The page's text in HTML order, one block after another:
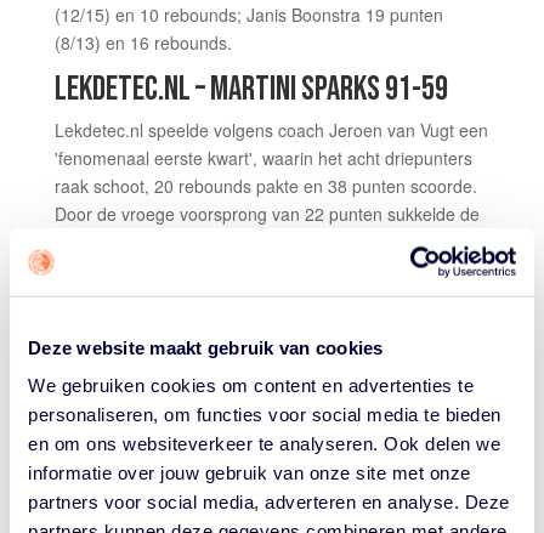
Deze website maakt gebruik van cookies
We gebruiken cookies om content en advertenties te
personaliseren, om functies voor social media te bieden
en om ons websiteverkeer te analyseren. Ook delen we
informatie over jouw gebruik van onze site met onze
partners voor social media, adverteren en analyse. Deze
(12/15) en 10 rebounds; Janis Boonstra 19 punten
(8/13) en 16 rebounds.
LEKDETEC.NL – MARTINI SPARKS 91-59
Lekdetec.nl speelde volgens coach Jeroen van Vugt een
'fenomenaal eerste kwart', waarin het acht driepunters
raak schoot, 20 rebounds pakte en 38 punten scoorde.
Door de vroege voorsprong van 22 punten sukkelde de
thuisclub blijkbaar in slaap. Van Vugt: "We verslapten en
vervielen in te snel teamspel en te veel gedribbel." De
zege kwam echter nooit meer in gevaar. In het vierde
verdedigende druk werden de Sparks dat kwart op zes
punten gehouden, resulterend in een ruime 91-59 zege.
"Terwijl we de uitwedstrijd in Haren maar met eentje
verschil hadden gewonnen. Dat laat zien dat we stappen
zetten en op de goede weg zitten. Complimenten voor
mijn ploeg."
"Bemmel sloeg het beslissende gat in het eerste kwart",